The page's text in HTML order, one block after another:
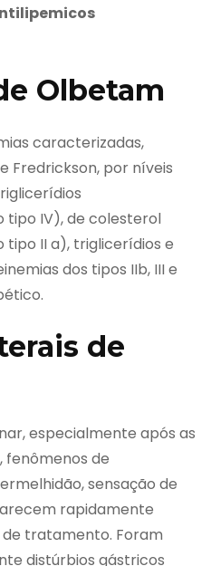
Olbetam
caracterizadas,
Fredrickson, por níveis
tipo IV), de colesterol
II a), triglicerídios e
dos tipos IIb, III e
de
especialmente após as
fenômenos de
sensação de
rapidamente
tratamento. Foram
distúrbios gástricos